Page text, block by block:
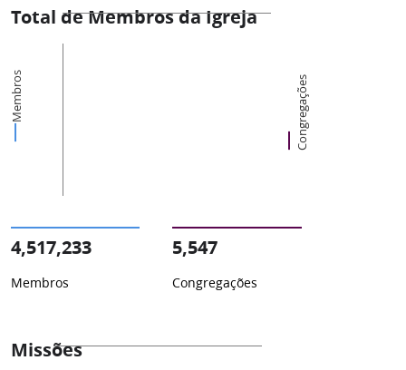
Total de Membros da Igreja
Membros Congregações
4,517,233
Membros
5,547
Congregações
Missões